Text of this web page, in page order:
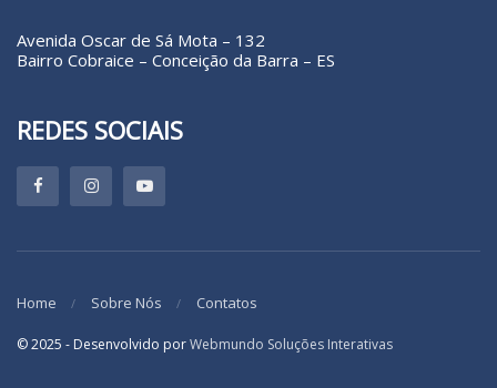
Avenida Oscar de Sá Mota – 132
Bairro Cobraice – Conceição da Barra – ES
REDES SOCIAIS
Home Sobre Nós Contatos
© 2025 - Desenvolvido porWebmundo Soluções Interativas